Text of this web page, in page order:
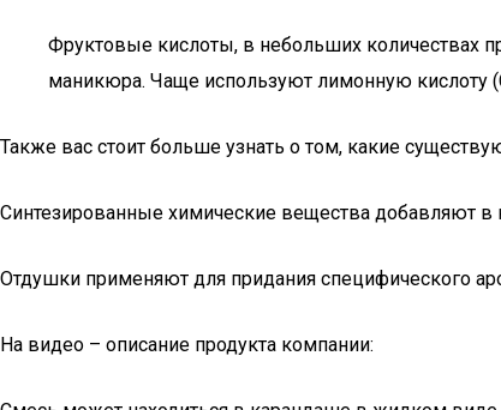
Фруктовые кислоты, в небольших количествах
маникюра. Чаще используют лимонную кислоту
Также вас стоит больше узнать о том, какие
Синтезированные химические вещества добавляют
Отдушки применяют для придания специфического
На видео – описание продукта компании: